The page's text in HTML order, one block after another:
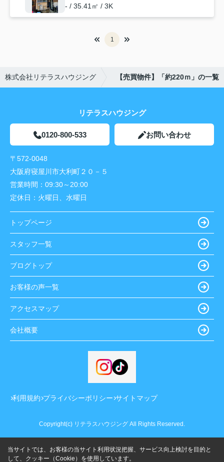
- / 35.41㎡ / 3K
1
株式会社リテラスハウジング 【売買物件】「約220ｍ」の一覧
リテラスハウジング
0120-800-533 お問い合わせ
〒572-0048
大阪府寝屋川市大利町２０－５
営業時間： 09:30～20:00
定休日： 火曜日、水曜日
トップページ
スタッフ一覧
ブログトップ
お客様の声一覧
アクセスマップ
会社概要
利用規約 プライバシーポリシー サイトマップ
Copyright(c) リテラスハウジング All Rights Reserved.
当サイトでは、お客様の当サイト利用状況把握、サービス向上検討を目的と
して、クッキー（Cookie）を使用しています。